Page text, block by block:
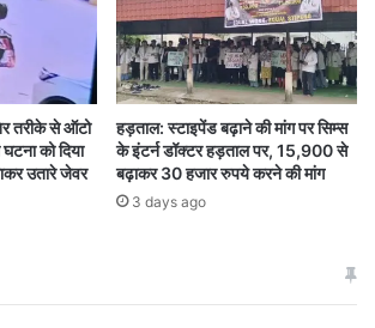
ऑफिसर (एसएचओ) अजय सोनकर
उन्हें बिना किसी अधिकार के लॉज में लगे
फुटेज जब्त करने के आरोप में कार्रवाई
तरीके से ऑटो
को दिया
उतारे जेवर
हड़ताल: स्टाइपेंड बढ़ाने की मांग पर सिम्स
के इंटर्न डॉक्टर हड़ताल पर, 15,900 से
बढ़ाकर 30 हजार रुपये करने की मांग
3 days ago
से
खाई में धक्का… आरोपियों ने